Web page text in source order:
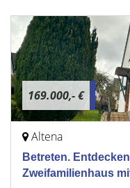
169.000,- €
Altena
Betreten.
Zweifamilienhaus